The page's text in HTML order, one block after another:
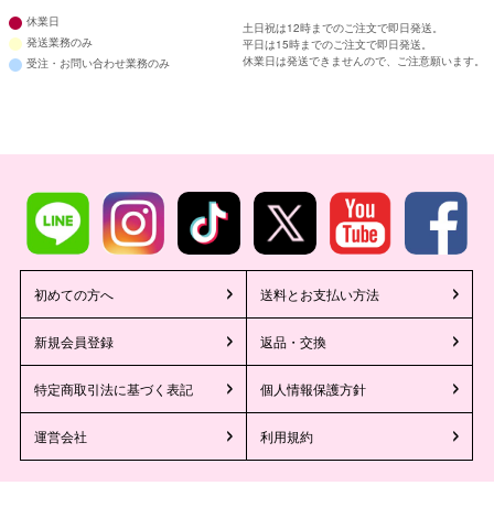
休業日
発送業務のみ
受注・お問い合わせ業務のみ
土日祝は12時までのご注文で即日発送。
平日は15時までのご注文で即日発送。
休業日は発送できませんので、ご注意願います。
初めての方へ 送料とお支払い方法
新規会員登録 返品・交換
特定商取引法に基づく表記 個人情報保護方針
運営会社 利用規約